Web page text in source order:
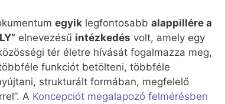
egyik legfontosabb alappillére a
elnevezésű intézkedés volt, amely egy
tér életre hívását fogalmazza meg,
funkciót betölteni, többféle
strukturált formában, megfelelő
A Koncepciót megalapozó felmérésben